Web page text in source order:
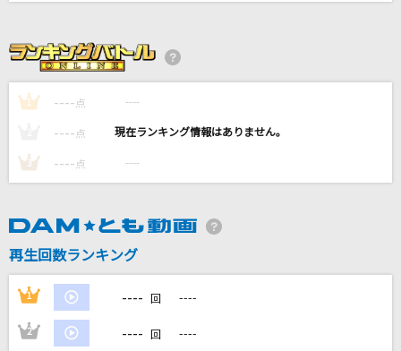
sasakure.UK
[生音]歌舞伎町の女王
[生音]KissHug
Official髭男dism
1 ---- 点 ----
---- 点 ----
3 ---- 点 ----
再生回数ランキング
1 ---- 回 ----
2 ---- 回 ----